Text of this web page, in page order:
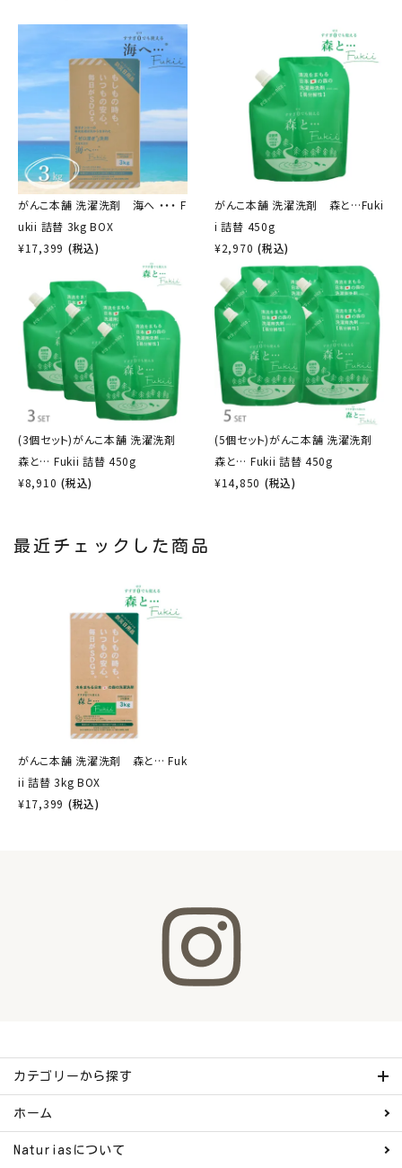
がんこ本舗 洗濯洗剤 海へ ・・・ F
ukii 詰替 3kg BOX
¥17,399 (税込)
がんこ本舗 洗濯洗剤 森と…Fuki
i 詰替 450g
¥2,970 (税込)
(3個セット)がんこ本舗 洗濯洗剤
森と… Fukii 詰替 450g
¥8,910 (税込)
(5個セット)がんこ本舗 洗濯洗剤
森と… Fukii 詰替 450g
¥14,850 (税込)
最近チェックした商品
がんこ本舗 洗濯洗剤 森と… Fuk
ii 詰替 3kg BOX
¥17,399 (税込)
カテゴリーから探す
ホーム
Naturiasについて